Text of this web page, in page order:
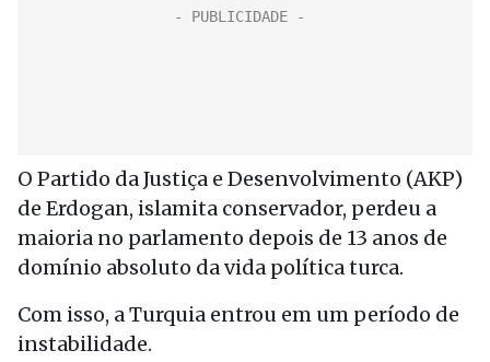
O Partido da Justiça e Desenvolvimento (AKP)
de Erdogan, islamita conservador, perdeu a
maioria no parlamento depois de 13 anos de
domínio absoluto da vida política turca.
Com isso, a Turquia entrou em um período de
instabilidade.